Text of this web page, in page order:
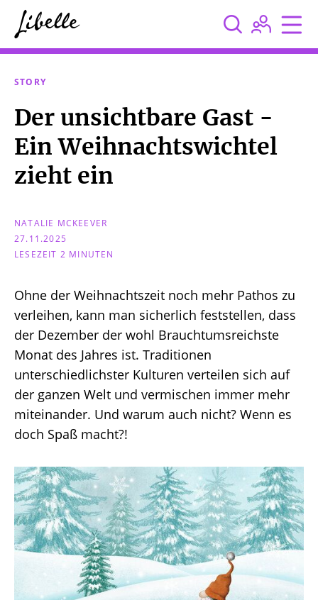
  
STORY
Der unsichtbare Gast -
Ein Weihnachtswichtel
zieht ein
Ohne der Weihnachtszeit noch mehr Pathos zu
verleihen, kann man sicherlich feststellen, dass
der Dezember der wohl Brauchtumsreichste
Monat des Jahres ist. Traditionen
unterschiedlichster Kulturen verteilen sich auf
der ganzen Welt und vermischen immer mehr
miteinander. Und warum auch nicht? Wenn es
doch Spaß macht?!
NATALIE MCKEEVER
27.11.2025
LESEZEIT 2 MINUTEN